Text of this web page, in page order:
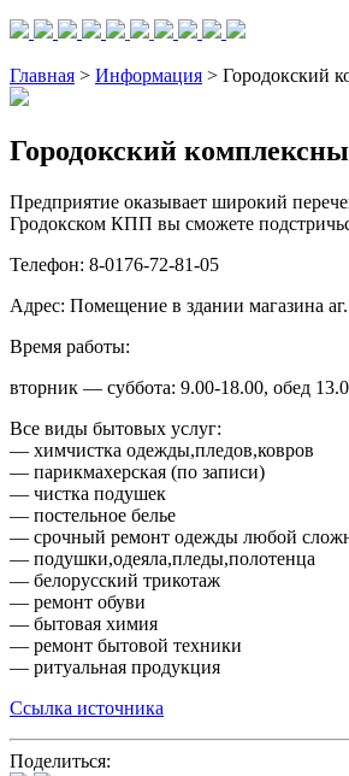
Главная > Информация > Городокский
Городокский
Предприятие оказывает широкий
Гродокском КПП вы сможете
Телефон: 8-0176-72-81-05
Адрес: Помещение в здании магазина
Время работы:
вторник — суббота: 9.00-18.00, обед
Все виды бытовых услуг:
— химчистка одежды,пледов,ковров
— парикмахерская (по записи)
— чистка подушек
— постельное белье
— срочный ремонт одежды любой
— подушки,одеяла,пледы,полотенца
— белорусский трикотаж
— ремонт обуви
— бытовая химия
— ремонт бытовой техники
— ритуальная продукция
Ссылка источника
Поделиться: